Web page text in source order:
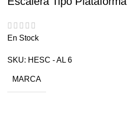
En Stock
SKU: HESC - AL 6
MARCA